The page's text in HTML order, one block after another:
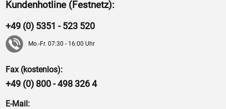
Kundenhotline (Festnetz):
+49 (0) 5351 - 523 520
Mo.-Fr. 07:30 - 16:00 Uhr
Fax (kostenlos):
+49 (0) 800 - 498 326 4
E-Mail: